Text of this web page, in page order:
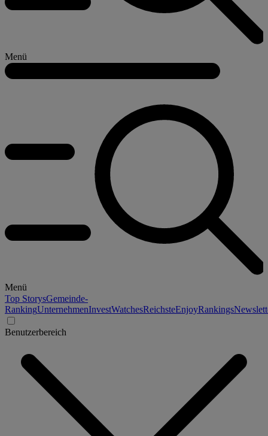
Menü
Menü
Top StorysGemeinde-
RankingUnternehmenInvestWatchesReichsteEnjoyRankings
Benutzerbereich